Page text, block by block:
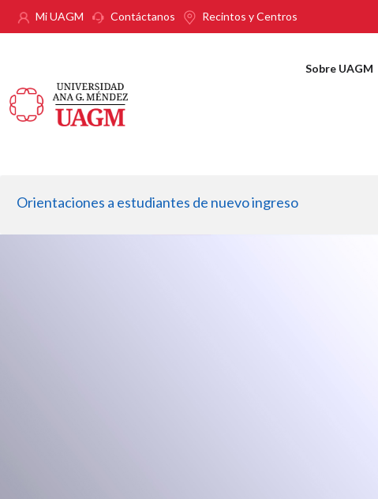
Pasar al contenido principal
Mi UAGM Contáctanos Recintos y Centros
Sobre UAGM
Orientaciones a estudiantes de nuevo ingreso